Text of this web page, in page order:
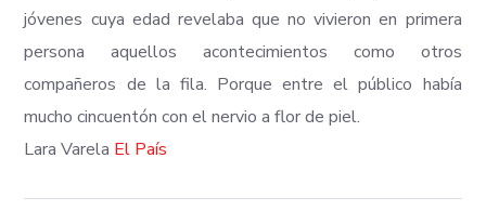
jóvenes cuya edad revelaba que no vivieron en primera
persona aquellos acontecimientos como otros
compañeros de la fila. Porque entre el público había
mucho cincuentón con el nervio a flor de piel.
Lara Varela El País